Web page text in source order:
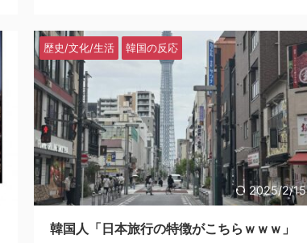
2025/2/15
歴史/文化/生活 韓国の反応
韓国人「日本旅行の特徴がこちらｗｗｗ」